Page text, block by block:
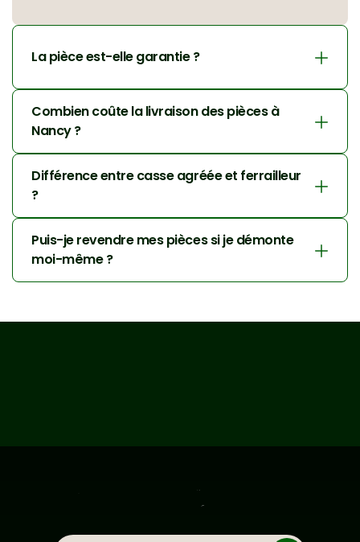
La pièce est-elle garantie ?
Combien coûte la livraison des pièces à
Nancy ?
Différence entre casse agréée et ferrailleur
?
Puis-je revendre mes pièces si je démonte
moi-même ?